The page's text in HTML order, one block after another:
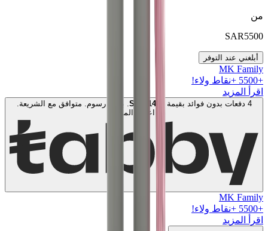
من
SAR5500
أبلغني عند التوفر
MK Family
+
5500 +نقاط ولاء!
اقرأ المزيد
4 دفعات بدون فوائد بقيمة SAR 1400
. بدون رسوم. متوافق مع الشريعة.
اعرف المزيد
MK Family
+
5500 +نقاط ولاء!
اقرأ المزيد